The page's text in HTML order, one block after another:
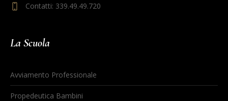
Contatti: 339.49.49.720
La Scuola
Avviamento Professionale
Propedeutica Bambini